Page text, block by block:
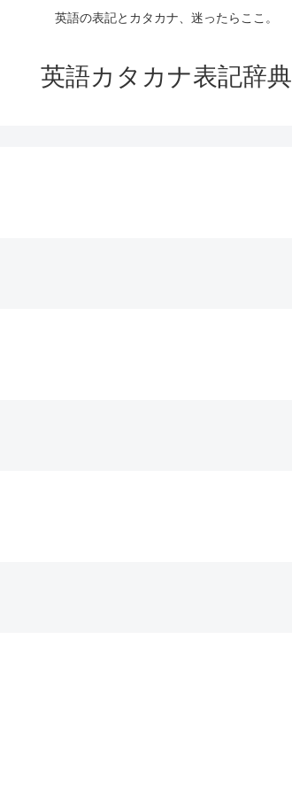
英語の表記とカタカナ、迷ったらここ。
英語カタカナ表記辞典